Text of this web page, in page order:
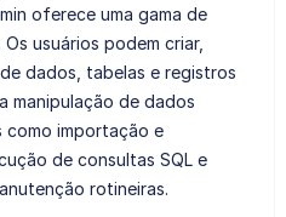
oferece uma gama de
usuários podem criar,
dados, tabelas e registros
manipulação de dados
como importação e
de consultas SQL e
rotineiras.